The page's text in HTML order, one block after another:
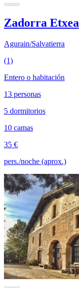
Zadorra Etxea
Agurain/Salvatierra
(1)
Entero o habitación
13 personas
5 dormitorios
10 camas
35 €
pers./noche (aprox.)